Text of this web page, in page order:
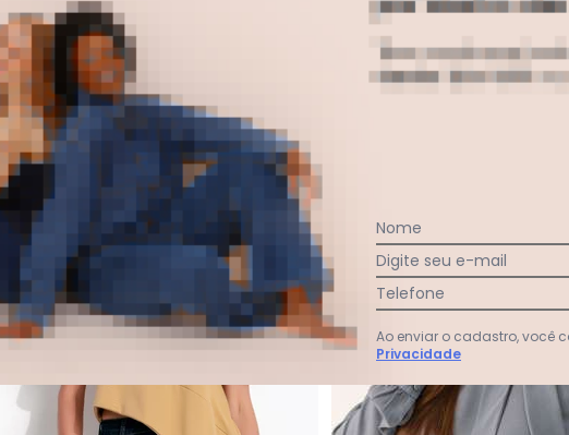
- Camiseta Linho (Preto)
Colcci - Blusa em Viscose
em Viscose (Preto)
359,10R$ 399,00
10xde R$ 35,91semjuros
Blusa Ombro Só Preta
PRINCIPESSA
R$ 339,90
NEW
Nome
Digite seu e-mail
Telefone
Ao enviar o cadastro, você
Privacidade